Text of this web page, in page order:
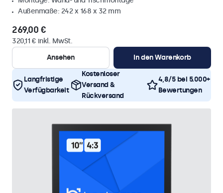
Außenmaße: 242 x 168 x 32 mm
269,00 €
320,11 € inkl. MwSt.
Ansehen
In den Warenkorb
Langfristige
Verfügbarkeit
Kostenloser
Versand &
Rückversand
4,8/5 bei 5.000+
Bewertungen